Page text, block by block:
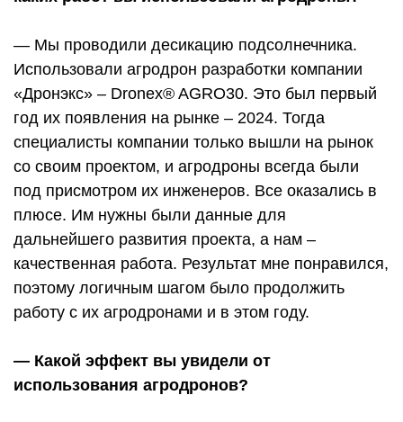
— Мы проводили десикацию подсолнечника.
Использовали агродрон разработки компании
«Дронэкс» – Dronex® AGRO30. Это был первый
год их появления на рынке – 2024. Тогда
специалисты компании только вышли на рынок
со своим проектом, и агродроны всегда были
под присмотром их инженеров. Все оказались в
плюсе. Им нужны были данные для
дальнейшего развития проекта, а нам –
качественная работа. Результат мне понравился,
поэтому логичным шагом было продолжить
работу с их агродронами и в этом году.
— Какой эффект вы увидели от
использования агродронов?